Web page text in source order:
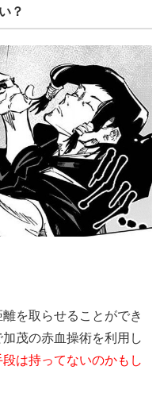
？
を取らせることができ
茂の赤血操術を利用し
は持ってないのかもし